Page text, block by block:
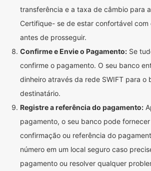
transferência e a taxa de câmbio para
Certifique- se de estar confortável com
antes de prosseguir.
Confirme e Envie o Pagamento: Se
confirme o pagamento. O seu banco
dinheiro através da rede SWIFT para o
destinatário.
Registre a referência do pagamento:
pagamento, o seu banco pode
confirmação ou referência do
número em um local seguro caso
pagamento ou resolver qualquer